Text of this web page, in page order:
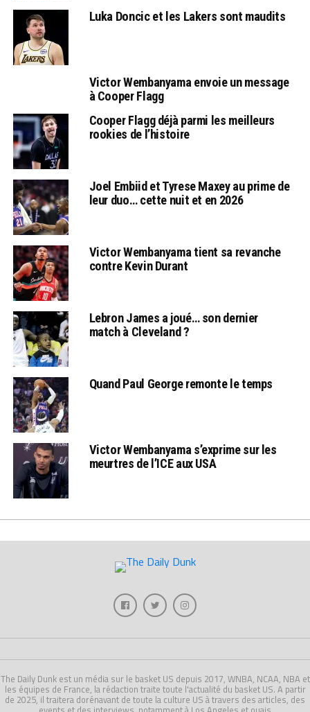
Luka Doncic et les Lakers sont maudits
Victor Wembanyama envoie un message
à Cooper Flagg
Cooper Flagg déjà parmi les meilleurs
rookies de l’histoire
Joel Embiid et Tyrese Maxey au prime de
leur duo… cette nuit et en 2026
Victor Wembanyama tient sa revanche
contre Kevin Durant
Lebron James a joué… son dernier
match à Cleveland ?
Quand Paul George remonte le temps
Victor Wembanyama s’exprime sur les
meurtres de l’ICE aux USA
The Daily Dunk est un média sur le basket US depuis 2017, WNBA, NCAA, NBA et
les équipes de France, la rédaction traite toute l'actualité du basket US. A partir
de 2025, il traitera dorénavant de toute la culture US à travers des articles, des